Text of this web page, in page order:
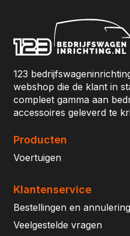
123
webshop die de klant in
compleet gamma aan
accessoires geleverd te
Producten
Voertuigen
Klantenservice
Bestellingen en
Veelgestelde vragen